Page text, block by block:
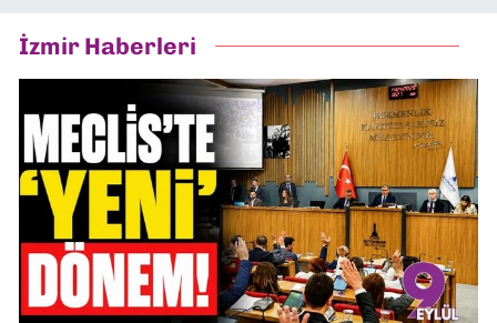
İzmir Haberleri